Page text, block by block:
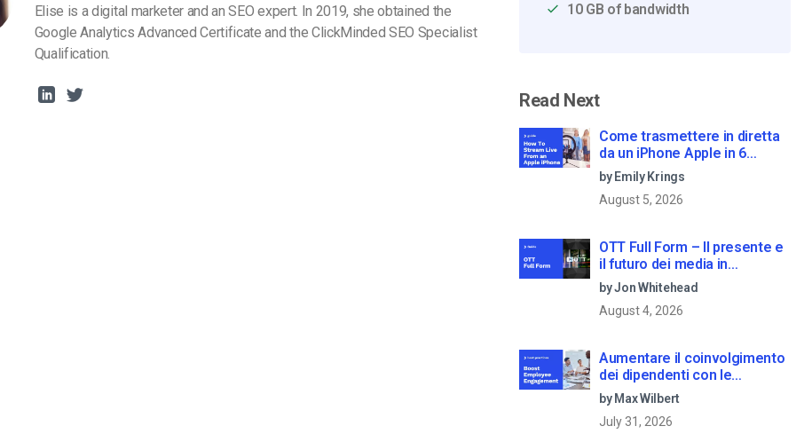
Monetizzazione Video
Video Marketing
Elise is a digital marketer and an SEO expert. In 2019, she obtained the
Google Analytics Advanced Certificate and the ClickMinded SEO Specialist
Qualification.
10 GB of bandwidth
Read Next
Come trasmettere in diretta
da un iPhone Apple in 6
semplici passi
by Emily Krings
August 5, 2026
OTT Full Form – Il presente e
il futuro dei media in
streaming
by Jon Whitehead
August 4, 2026
Aumentare il coinvolgimento
dei dipendenti con le
comunicazioni aziendali in
live streaming
by Max Wilbert
July 31, 2026